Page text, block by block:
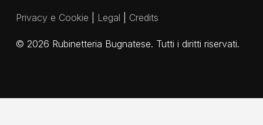
Privacy e Cookie Legal Credits
© 2026 Rubinetteria Bugnatese. Tutti i diritti riservati.